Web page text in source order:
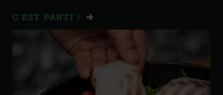
C'EST PARTI !